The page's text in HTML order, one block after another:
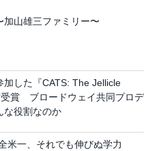
加山雄三ファミリー〜
加した『CATS: The Jellicle
受賞 ブロードウェイ共同プロデ
な役割なのか
米一、それでも伸びぬ学力